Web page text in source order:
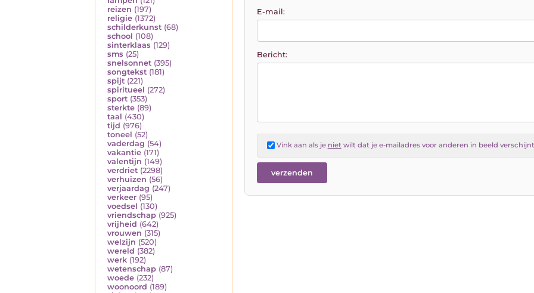
reizen (197)
religie (1372)
schilderkunst (68)
school (108)
sinterklaas (129)
sms (25)
snelsonnet (395)
songtekst (181)
spijt (221)
spiritueel (272)
sport (353)
sterkte (89)
taal (430)
tijd (976)
toneel (52)
vaderdag (54)
vakantie (171)
valentijn (149)
verdriet (2298)
verhuizen (56)
verjaardag (247)
verkeer (95)
voedsel (130)
vriendschap (925)
vrijheid (642)
vrouwen (315)
welzijn (520)
wereld (382)
werk (192)
wetenschap (87)
woede (232)
woonoord (189)
E-mail:
Bericht:
Vink aan als je nietwilt dat je e-mailadres voor anderen in beeld verschijnt